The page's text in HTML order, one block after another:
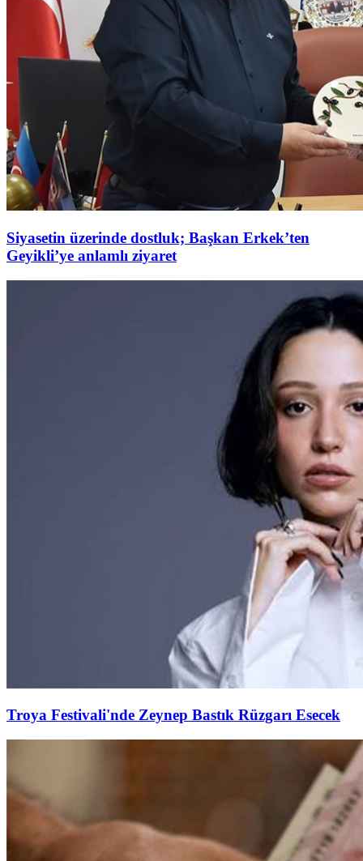
Siyasetin üzerinde dostluk; Başkan Erkek’ten
Geyikli’ye anlamlı ziyaret
Troya Festivali'nde Zeynep Bastık Rüzgarı Esecek